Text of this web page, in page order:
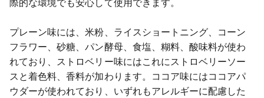
際的な環境でも安心して使用できます。
プレーン味には、米粉、ライスショートニング、コーン
フラワー、砂糖、パン酵母、食塩、糊料、酸味料が使わ
れており、ストロベリー味にはこれにストロベリーソー
スと着色料、香料が加わります。ココア味にはココアパ
ウダーが使われており、いずれもアレルギーに配慮した